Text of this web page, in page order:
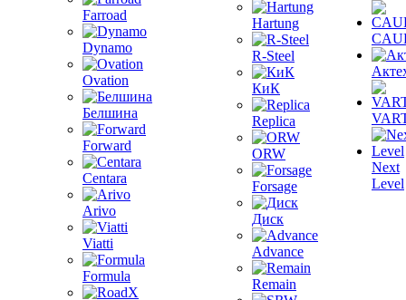
Farroad
Dynamo
Ovation
Белшина
Forward
Centara
Arivo
Viatti
Formula
Hartung
R-Steel
КиК
Replica
ORW
Forsage
Диск
Advance
Remain
Next
Level